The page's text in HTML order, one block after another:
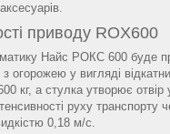
приводу ROX600
Найс РОКС 600 буде
з огорожею у вигляді
кг, а стулка утворює
руху транспорту
0,18 м/с.